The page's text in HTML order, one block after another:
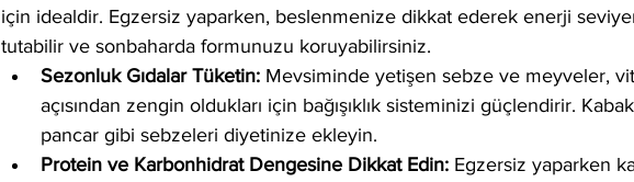
için idealdir. Egzersiz yaparken, beslenmenize dikkat ederek enerji
tutabilir ve sonbaharda formunuzu koruyabilirsiniz.
Sezonluk Gıdalar Tüketin: Mevsiminde yetişen sebze ve meyveler,
açısından zengin oldukları için bağışıklık sisteminizi güçlendirir.
pancar gibi sebzeleri diyetinize ekleyin.
Protein ve Karbonhidrat Dengesine Dikkat Edin: Egzersiz yaparken